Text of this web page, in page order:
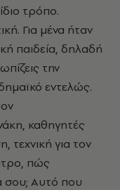
τρόπο.
Για µένα ήταν
παιδεία, δηλαδή
την
εντελώς.
καθηγητές
τεχνική για τον
πώς
σου; Αυτό που